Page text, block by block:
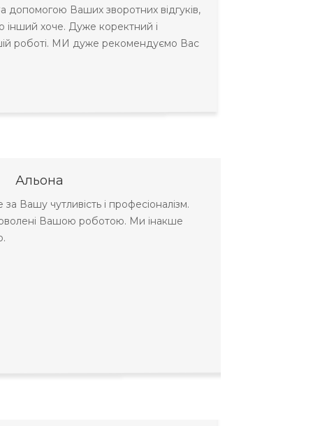
допомогою Ваших зворотних відгуків,
інший хоче. Дуже коректний і
роботі. МИ дуже рекомендуємо Вас
Альона
Вашу чутливість і професіоналізм.
Вашою роботою. Ми інакше